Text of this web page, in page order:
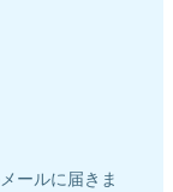
ールに届きま